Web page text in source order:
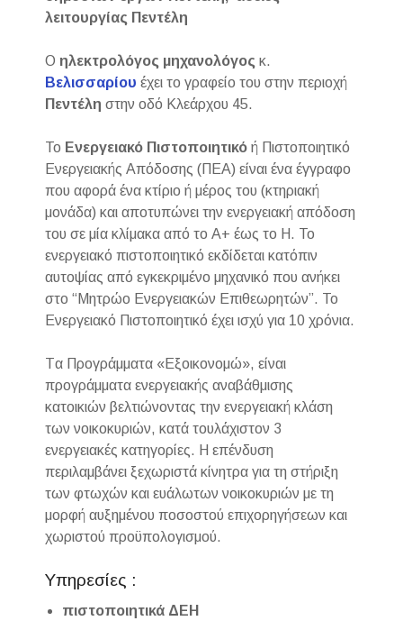
λειτουργίας Πεντέλη
Οηλεκτρολόγος μηχανολόγος κ.
Βελισσαρίου έχει το γραφείο του στην περιοχή
Πεντέλη στην οδό Κλεάρχου 45.
Το Ενεργειακό Πιστοποιητικό ή Πιστοποιητικό
Ενεργειακής Απόδοσης (ΠΕΑ) είναι ένα έγγραφο
που αφορά ένα κτίριο ή μέρος του (κτηριακή
μονάδα) και αποτυπώνει την ενεργειακή απόδοση
του σε μία κλίμακα από το Α+ έως το Η. Το
ενεργειακό πιστοποιητικό εκδίδεται κατόπιν
αυτοψίας από εγκεκριμένο μηχανικό που ανήκει
στο “Μητρώο Ενεργειακών Επιθεωρητών”. Το
Ενεργειακό Πιστοποιητικό έχει ισχύ για 10 χρόνια.
Tα Προγράμματα «Εξοικονομώ», είναι
προγράμματα ενεργειακής αναβάθμισης
κατοικιών βελτιώνοντας την ενεργειακή κλάση
των νοικοκυριών, κατά τουλάχιστον 3
ενεργειακές κατηγορίες. Η επένδυση
περιλαμβάνει ξεχωριστά κίνητρα για τη στήριξη
των φτωχών και ευάλωτων νοικοκυριών με τη
μορφή αυξημένου ποσοστού επιχορηγήσεων και
χωριστού προϋπολογισμού.
Υπηρεσίες :
πιστοποιητικά ΔΕΗ